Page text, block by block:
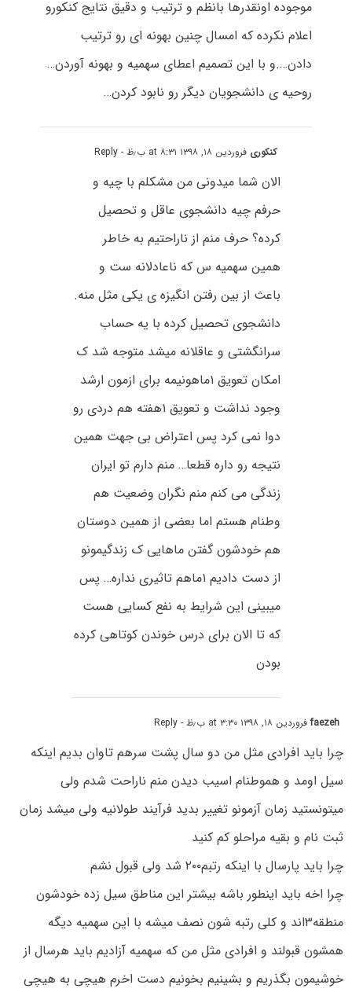
موجوده اونقدرها بانظم و ترتیب و دقیق نتایج کنکورو
اعلام نکرده که امسال چنین بهونه ای رو ترتیب
دادن….و با این تصمیم اعطای سهمیه و بهونه آوردن…
روحیه ی دانشجویان دیگر رو نابود کردن…
کنکوری فروردین ۱۸, ۱۳۹۸ at ۸:۳۱ ب٫ظ - Reply
الان شما میدونی من مشکلم با چیه و
حرفم چیه دانشجوی عاقل و تحصیل
کرده؟ حرف منم از ناراحتیم به خاطر
همین سهمیه س که ناعادلانه ست و
باعث از بین رفتن انگیزه ی یکی مثل منه.
دانشجوی تحصیل کرده با یه حساب
سرانگشتی و عاقلانه میشد متوجه شد ک
امکان تعویق ۱ماهونیمه برای ازمون ارشد
وجود نداشت و تعویق ۱هفته هم دردی رو
دوا نمی کرد پس اعتراض بی جهت همین
نتیجه رو داره قطعا… منم دارم تو ایران
زندگی می کنم منم نگران وضعیت هم
وطنام هستم اما بعضی از همین دوستان
هم خودشون گفتن ماهایی ک زندگیمونو
از دست دادیم ۱ماهم تاثیری نداره… پس
میبینی این شرایط به نفع کسایی هست
که تا الان برای درس خوندن کوتاهی کرده
بودن
faezehفروردین ۱۸, ۱۳۹۸ at ۳:۳۰ ب٫ظ - Reply
چرا باید افرادی مثل من دو سال پشت سرهم تاوان بدیم اینکه
سیل اومد و هموطنام اسیب دیدن منم ناراحت شدم ولی
میتونستید زمان آزمونو تغییر بدید فرآیند طولانیه ولی میشد زمان
ثبت نام و بقیه مراحلو کم‌ کنید
چرا باید پارسال با اینکه رتبم۲۰۰ شد ولی قبول نشم
چرا اخه باید اینطور باشه بیشتر این مناطق سیل زده خودشون
منطقه۳اند و کلی رتبه شون نصف میشه با این سهمیه دیگه
همشون قبولند و افرادی مثل من که سهمیه آزادیم باید هرسال از
خوشیمون بگذریم و بشینیم بخونیم دست اخرم هیچی به هیچی